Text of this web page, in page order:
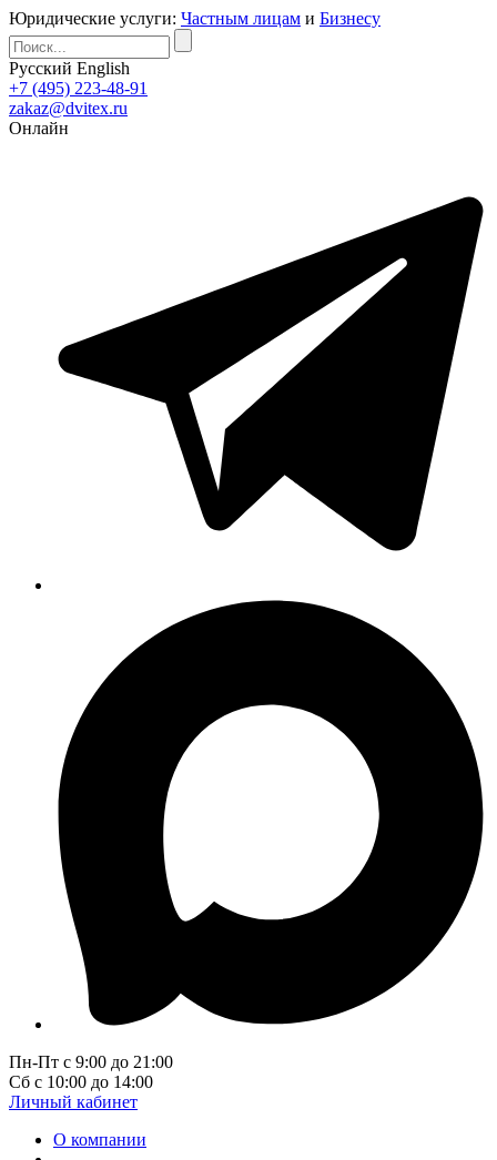
Юридические услуги: Частным лицам и Бизнесу
Русский English
+7 (495) 223-48-91
zakaz@dvitex.ru
Онлайн
Пн-Пт с 9:00 до 21:00
Сб с 10:00 до 14:00
Личный кабинет
О компании